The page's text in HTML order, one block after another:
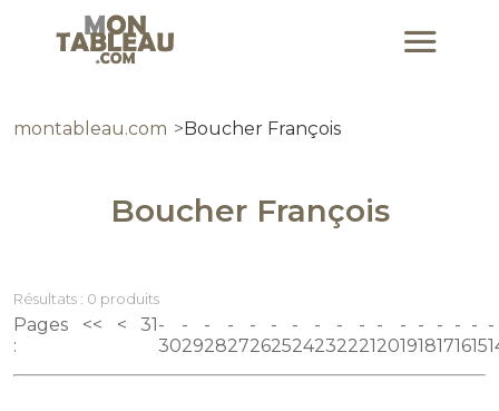
montableau.com Boucher François
Boucher François
Résultats : 0 produits
Pages
:
<< <
31
30292827262524232221 201918171615